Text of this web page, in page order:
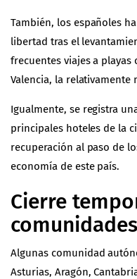
También, los españoles
libertad tras el
frecuentes viajes a
Valencia, la relativamente
Igualmente, se registra
principales hoteles de la
recuperación al paso de
economía de este país.
Cierre
comunidades
Algunas comunidad
Asturias, Aragón,